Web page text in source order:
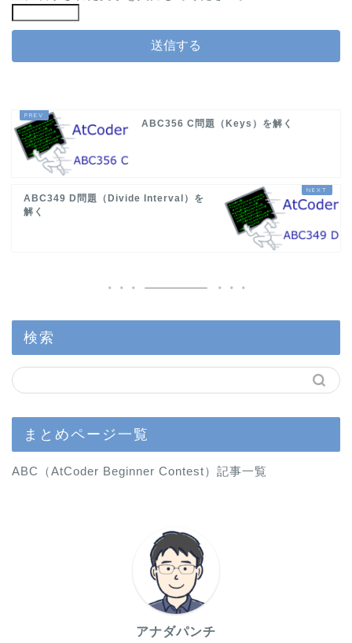
ABC356 C問題（Keys）を解く
ABC349 D問題（Divide Interval）を
解く
検索
まとめページ一覧
ABC（AtCoder Beginner Contest）記事一覧
アナダパンチ